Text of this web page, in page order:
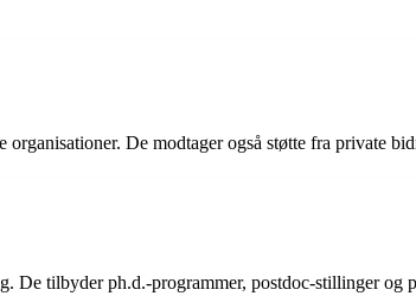
De modtager også støtte fra private
tilbyder ph.d.-programmer, postdoc-stillinger og